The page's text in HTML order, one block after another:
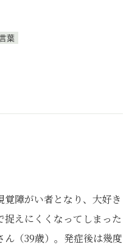
葉
障がい者となり、大好き
えにくくなってしまった
（39歳）。発症後は幾度